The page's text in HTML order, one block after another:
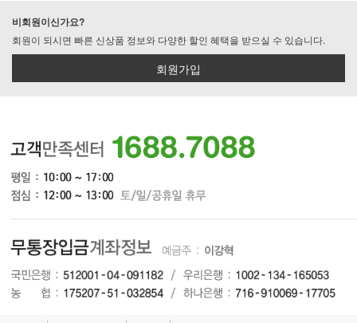
비회원이신가요?
회원이 되시면 빠른 신상품 정보와 다양한 할인 혜택을 받으실 수 있습니다.
회원가입